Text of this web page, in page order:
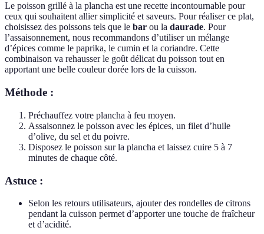
Le poisson grillé à la plancha est une recette incontournable pour
ceux qui souhaitent allier simplicité et saveurs. Pour réaliser ce plat,
choisissez des poissons tels que le bar ou la daurade. Pour
l’assaisonnement, nous recommandons d’utiliser un mélange
d’épices comme le paprika, le cumin et la coriandre. Cette
combinaison va rehausser le goût délicat du poisson tout en
apportant une belle couleur dorée lors de la cuisson.
Méthode :
Préchauffez votre plancha à feu moyen.
Assaisonnez le poisson avec les épices, un filet d’huile
d’olive, du sel et du poivre.
Disposez le poisson sur la plancha et laissez cuire 5 à 7
minutes de chaque côté.
Astuce :
Selon les retours utilisateurs, ajouter des rondelles de citrons
pendant la cuisson permet d’apporter une touche de fraîcheur
et d’acidité.